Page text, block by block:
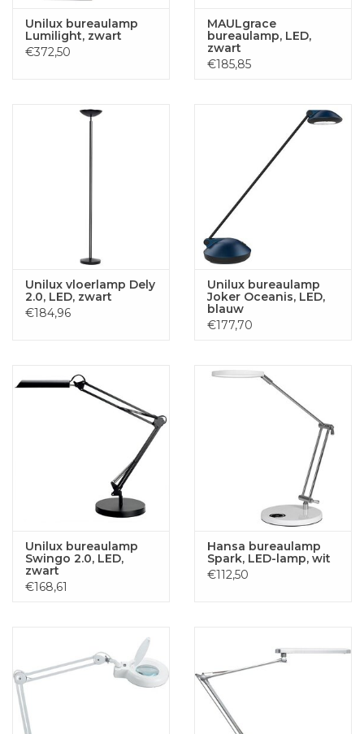
Unilux bureaulamp
Lumilight, zwart
€372,50
MAULgrace
bureaulamp, LED,
zwart
€185,85
Unilux vloerlamp Dely
2.0, LED, zwart
€184,96
Unilux bureaulamp
Joker Oceanis, LED,
blauw
€177,70
Unilux bureaulamp
Swingo 2.0, LED,
zwart
€168,61
Hansa bureaulamp
Spark, LED-lamp, wit
€112,50